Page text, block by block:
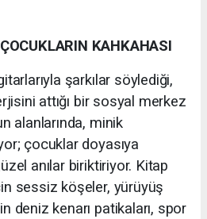
KAHKAHASI
şarkılar söylediği,
attığı bir sosyal merkez
alanlarında, minik
çocuklar doyasıya
anılar biriktiriyor. Kitap
sessiz köşeler, yürüyüş
deniz kenarı patikaları, spor